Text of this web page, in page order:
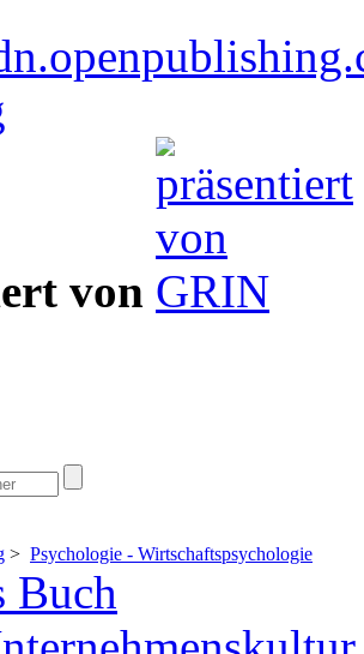
von
> Psychologie - Wirtschaftspsychologie
Buch